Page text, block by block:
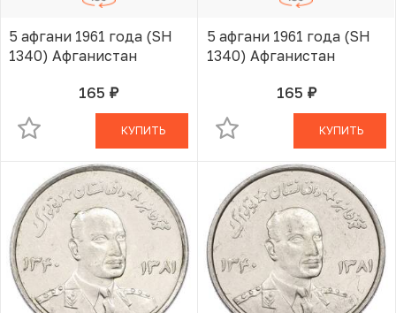
5 афгани 1961 года (SH
1340) Афганистан
165 руб.В КОРЗИНЕ
КУПИТЬ
5 афгани 1961 года (SH
1340) Афганистан
165 руб.В КОРЗИНЕ
КУПИТЬ